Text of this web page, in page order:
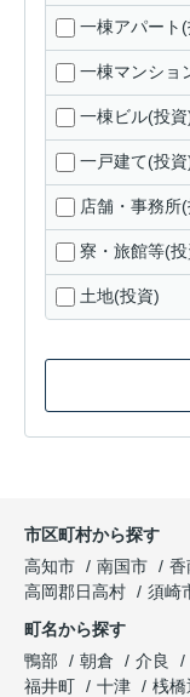
一棟アパート
一棟マンショ
一棟ビル(投資
一戸建て(投資
店舗・事務所
寮・旅館等(
土地(投資)
市区町村から探す
高知市
南国市 香
高岡郡日高村
須崎
町名から探す
鴨部
朝倉 介良
福井町
十津
桟橋